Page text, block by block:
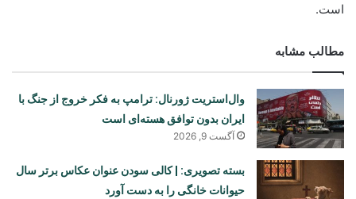
است.
مطالب مشابه
وال‌استریت ژورنال: ترامپ به فکر خروج از جنگ با
ایران بدون توافق هسته‌ای است
آگست 9, 2026
بسته تصویری: | کالی سودن عنوان عکاس برتر سال
حیوانات خانگی را به دست آورد